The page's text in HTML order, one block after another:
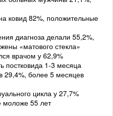
ковид 82%, положительные
диагноза делали 55,2%,
«матового стекла»
врачом у 62,9%
постковида 1-3 месяца
29,4%, более 5 месяцев
цикла у 27,7%
моложе 55 лет